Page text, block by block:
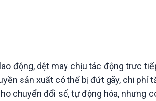
động, dệt may chịu tác động trực
sản xuất có thể bị đứt gãy, chi phí
chuyển đổi số, tự động hóa, nhưng